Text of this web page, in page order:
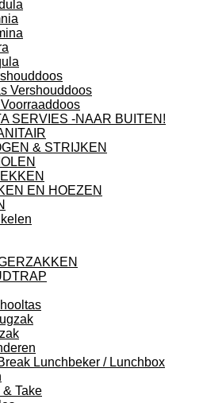
Vershouddoos
SERVIES -NAAR BUITEN!
& STRIJKEN
EN HOEZEN
Lunchbeker / Lunchbox
Take